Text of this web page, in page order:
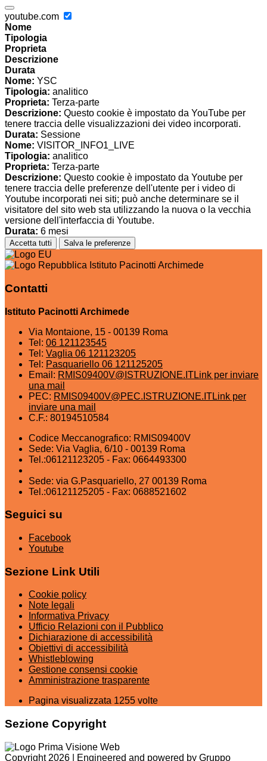
youtube.com
Nome
Tipologia
Proprieta
Descrizione
Durata
Nome: YSC
Tipologia: analitico
Proprieta: Terza-parte
Descrizione: Questo cookie è impostato da YouTube per
tenere traccia delle visualizzazioni dei video incorporati.
Durata: Sessione
Nome: VISITOR_INFO1_LIVE
Tipologia: analitico
Proprieta: Terza-parte
Descrizione: Questo cookie è impostato da Youtube per
tenere traccia delle preferenze dell'utente per i video di
Youtube incorporati nei siti; può anche determinare se il
visitatore del sito web sta utilizzando la nuova o la vecchia
versione dell'interfaccia di Youtube.
Durata: 6 mesi
Accetta tutti Salva le preferenze
Istituto Pacinotti Archimede
Contatti
Istituto Pacinotti Archimede
Via Montaione, 15 - 00139 Roma
Tel: 06 121123545
Tel: Vaglia 06 121123205
Tel: Pasquariello 06 121125205
Email: RMIS09400V@ISTRUZIONE.ITLink per inviare
una mail
PEC: RMIS09400V@PEC.ISTRUZIONE.ITLink per
inviare una mail
C.F.: 80194510584
Codice Meccanografico: RMIS09400V
Sede: Via Vaglia, 6/10 - 00139 Roma
Tel.:06121123205 - Fax: 0664493300
Sede: via G.Pasquariello, 27 00139 Roma
Tel.:06121125205 - Fax: 0688521602
Seguici su
Facebook
Youtube
Sezione Link Utili
Cookie policy
Note legali
Informativa Privacy
Ufficio Relazioni con il Pubblico
Dichiarazione di accessibilità
Obiettivi di accessibilità
Whistleblowing
Gestione consensi cookie
Amministrazione trasparente
Pagina visualizzata 1255 volte
Sezione Copyright
Copyright 2026 | Engineered and powered by Gruppo